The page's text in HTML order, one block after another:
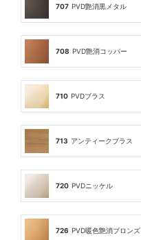
707 PVD艶消黒メタル
708 PVD艶消コッパー
710 PVDブラス
713 アンティークブラス
720 PVDニッケル
726 PVD暖色艶消ブロンズ